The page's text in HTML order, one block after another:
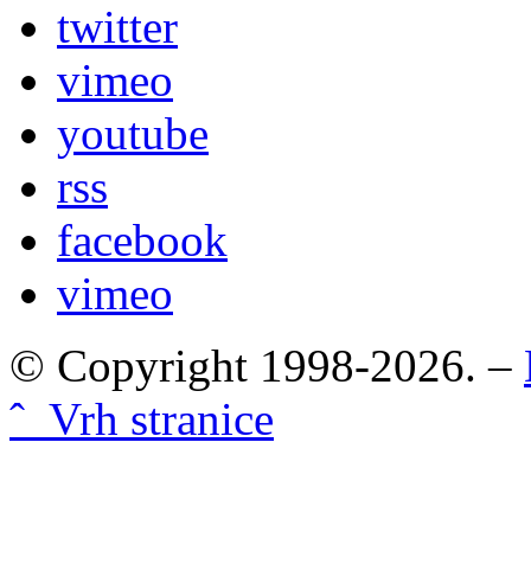
twitter
vimeo
youtube
rss
facebook
vimeo
© Copyright 1998-2026. –
ˆ Vrh stranice